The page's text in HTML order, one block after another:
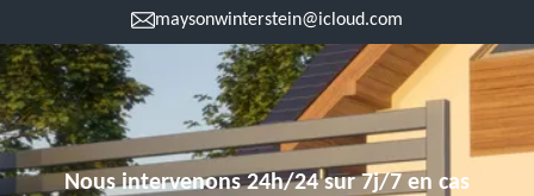
maysonwinterstein@icloud.com
Nous intervenons 24h/24 sur 7j/7 en cas